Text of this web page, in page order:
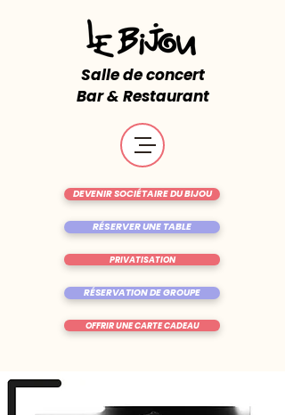
Salle de concert
Bar & Restaurant
RÉSERVER UNE TABLE
OFFRIR UNE CARTE CADEAU
DEVENIR SOCIÉTAIRE DU BIJOU
RÉSERVATION DE GROUPE
PRIVATISATION